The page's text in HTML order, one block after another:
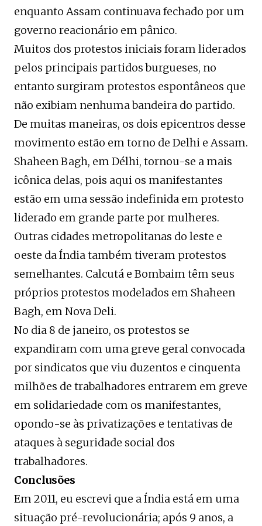
enquanto Assam continuava fechado por um
governo reacionário em pânico.
Muitos dos protestos iniciais foram liderados
pelos principais partidos burgueses, no
entanto surgiram protestos espontâneos que
não exibiam nenhuma bandeira do partido.
De muitas maneiras, os dois epicentros desse
movimento estão em torno de Delhi e Assam.
Shaheen Bagh, em Délhi, tornou-se a mais
icônica delas, pois aqui os manifestantes
estão em uma sessão indefinida em protesto
liderado em grande parte por mulheres.
Outras cidades metropolitanas do leste e
oeste da Índia também tiveram protestos
semelhantes. Calcutá e Bombaim têm seus
próprios protestos modelados em Shaheen
Bagh, em Nova Deli.
No dia 8 de janeiro, os protestos se
expandiram com uma greve geral convocada
por sindicatos que viu duzentos e cinquenta
milhões de trabalhadores entrarem em greve
em solidariedade com os manifestantes,
opondo-se às privatizações e tentativas de
ataques à seguridade social dos
trabalhadores.
Conclusões
Em 2011, eu escrevi que a Índia está em uma
situação pré-revolucionária; após 9 anos, a